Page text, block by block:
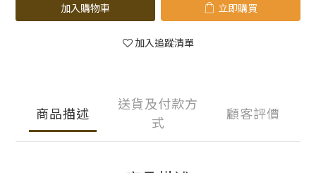
加入購物車 立即購買
加入追蹤清單
商品描述
送貨及付款方
式
顧客評價